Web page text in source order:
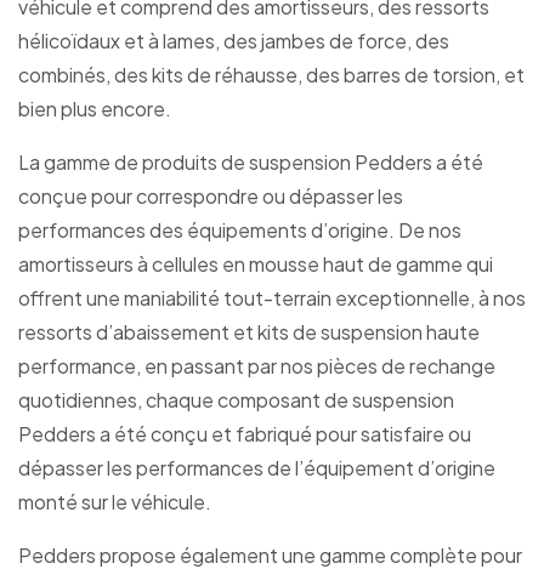
véhicule et comprend des amortisseurs, des ressorts
hélicoïdaux et à lames, des jambes de force, des
combinés, des kits de réhausse, des barres de torsion, et
bien plus encore.
La gamme de produits de suspension Pedders a été
conçue pour correspondre ou dépasser les
performances des équipements d’origine. De nos
amortisseurs à cellules en mousse haut de gamme qui
offrent une maniabilité tout-terrain exceptionnelle, à nos
ressorts d’abaissement et kits de suspension haute
performance, en passant par nos pièces de rechange
quotidiennes, chaque composant de suspension
Pedders a été conçu et fabriqué pour satisfaire ou
dépasser les performances de l’équipement d’origine
monté sur le véhicule.
Pedders propose également une gamme complète pour